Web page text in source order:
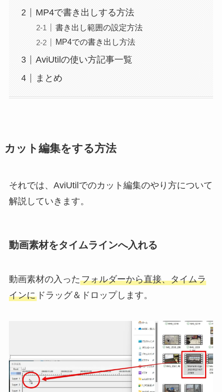
MP4で書き出しする方法
書き出し範囲の設定方法
MP4での書き出し方法
AviUtilの使い方記事一覧
まとめ
カット編集をする方法
それでは、AviUtilでのカット編集のやり方について
解説していきます。
動画素材をタイムラインへ入れる
動画素材の入ったフォルダーから直接、タイムラ
インにドラッグ＆ドロップします。